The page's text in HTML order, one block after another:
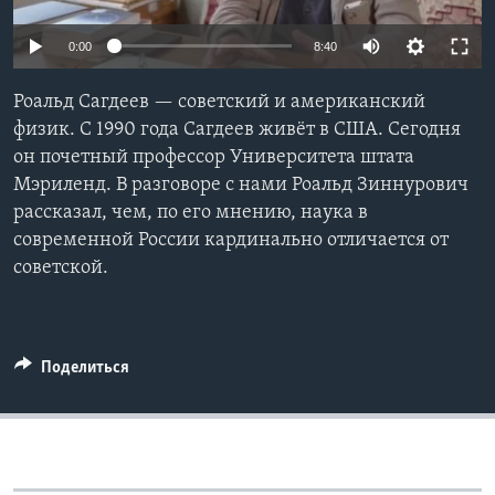
Learning English
СОЦИАЛЬНЫЕ СЕТИ
Языки
0:00 8:40
Роальд Сагдеев — советский и американский
физик. С 1990 года Сагдеев живёт в США. Сегодня
он почетный профессор Университета штата
Мэриленд. В разговоре с нами Роальд Зиннурович
рассказал, чем, по его мнению, наука в
современной России кардинально отличается от
советской.
Поделиться